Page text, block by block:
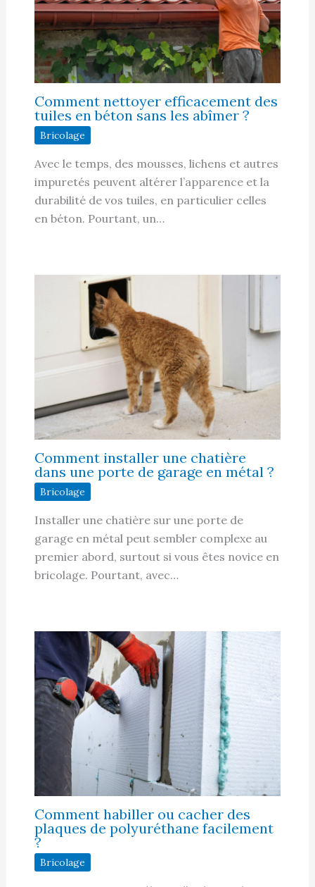
Comment nettoyer efficacement des
tuiles en béton sans les abîmer ?
Bricolage
Avec le temps, des mousses, lichens et autres
impuretés peuvent altérer l’apparence et la
durabilité de vos tuiles, en particulier celles
en béton. Pourtant, un…
Comment installer une chatière
dans une porte de garage en métal ?
Bricolage
Installer une chatière sur une porte de
garage en métal peut sembler complexe au
premier abord, surtout si vous êtes novice en
bricolage. Pourtant, avec…
Comment habiller ou cacher des
plaques de polyuréthane facilement
?
Bricolage